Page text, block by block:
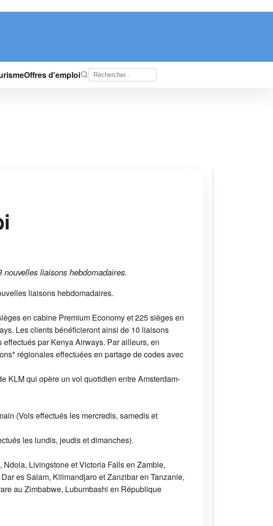
Offres d'emploi
liaisons hebdomadaires.
liaisons hebdomadaires.
en cabine Premium Economy et 225 sièges en
Les clients bénéficieront ainsi de 10 liaisons
par Kenya Airways. Par ailleurs, en
régionales effectuées en partage de codes avec
KLM qui opère un vol quotidien entre Amsterdam-
(Vols effectués les mercredis, samedis et
les lundis, jeudis et dimanches).
Livingstone et Victoria Falls en Zambie,
es Salam, Kilimandjaro et Zanzibar en Tanzanie,
au Zimbabwe, Lubumbashi en République